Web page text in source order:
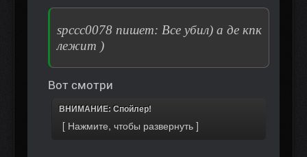
spccc0078 пишет: Все убил) а де кпк
лежит )
Вот смотри
ВНИМАНИЕ: Спойлер!